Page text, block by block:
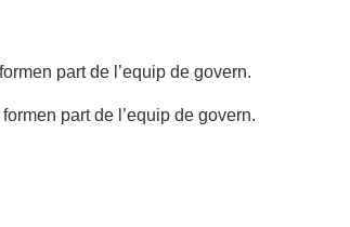
part de l’equip de govern.
part de l’equip de govern.